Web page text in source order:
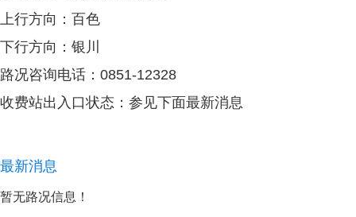
上行方向：百色
下行方向：银川
路况咨询电话：0851-12328
收费站出入口状态：参见下面最新消息
最新消息
暂无路况信息！ ​​​​